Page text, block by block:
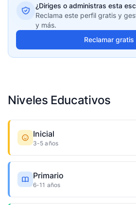
¿Diriges o administras esta
Reclama este perfil gratis y
y más.
Reclamar gratis
Niveles Educativos
Inicial
3-5 años
Primario
6-11 años